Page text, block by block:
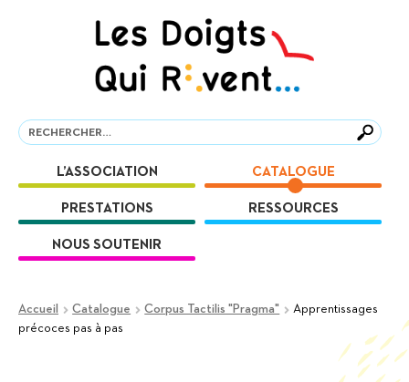
Recherche
Recherche
L’ASSOCIATION CATALOGUE
PRESTATIONS RESSOURCES
NOUS SOUTENIR
Accueil Catalogue Corpus Tactilis "Pragma"
Apprentissages
précoces pas à pas